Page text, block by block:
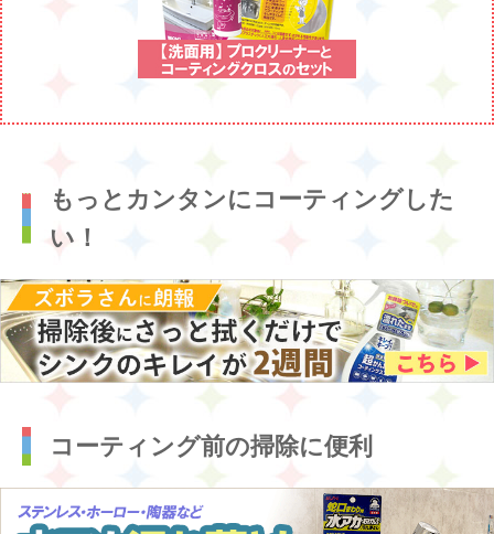
もっとカンタンにコーティングした
い！
コーティング前の掃除に便利